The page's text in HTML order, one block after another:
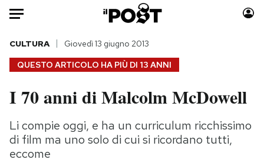
Auto
HOME
Italia
Politica
Moda
Consumismi
QUESTO ARTICOLO HA PIÙ DI 13 ANNI
CULTURA Giovedì 13 giugno 2013
I 70 anni di Malcolm McDowell
Li compie oggi, e ha un curriculum ricchissimo
di film ma uno solo di cui si ricordano tutti,
eccome